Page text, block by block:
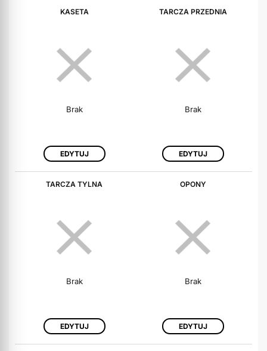
KASETA
Brak
EDYTUJ
TARCZA PRZEDNIA
Brak
EDYTUJ
TARCZA TYLNA
Brak
EDYTUJ
OPONY
Brak
EDYTUJ